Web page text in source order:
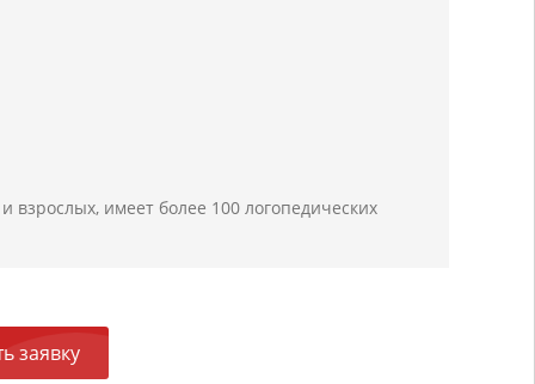
взрослых, имеет более 100 логопедических
заявку